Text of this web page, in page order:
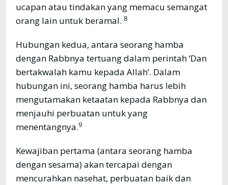
ucapan atau tindakan yang memacu semangat
orang lain untuk beramal. 8
Hubungan kedua, antara seorang hamba
dengan Rabbnya tertuang dalam perintah ‘Dan
bertakwalah kamu kepada Allah’. Dalam
hubungan ini, seorang hamba harus lebih
mengutamakan ketaatan kepada Rabbnya dan
menjauhi perbuatan untuk yang
menentangnya.9
Kewajiban pertama (antara seorang hamba
dengan sesama) akan tercapai dengan
mencurahkan nasehat, perbuatan baik dan